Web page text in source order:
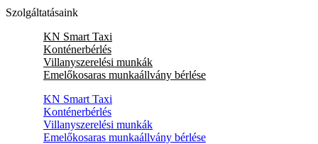
Szolgáltatásaink
KN Smart Taxi
Konténerbérlés
Villanyszerelési munkák
Emelőkosaras munkaállvány bérlése
KN Smart Taxi
Konténerbérlés
Villanyszerelési munkák
Emelőkosaras munkaállvány bérlése